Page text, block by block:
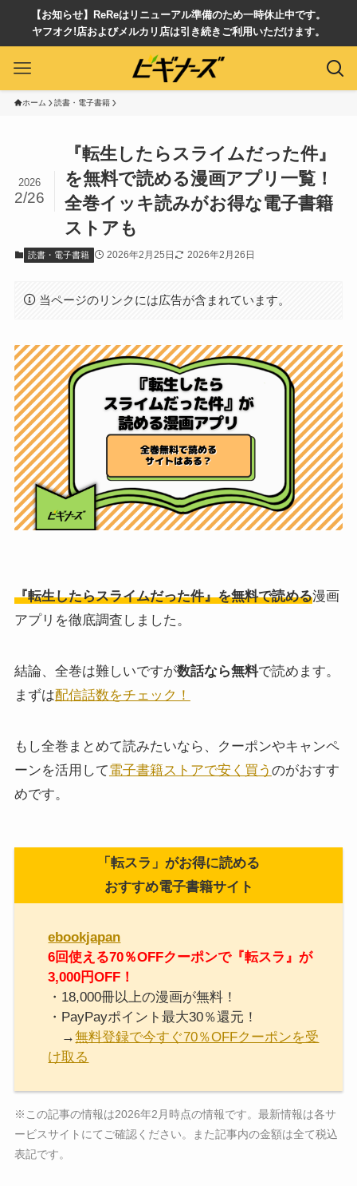
【お知らせ】ReReはリニューアル準備のため一時休止中です。
ヤフオク!店およびメルカリ店は引き続きご利用いただけます。
ホーム 読書・電子書籍
『転生したらスライムだった件』
を無料で読める漫画アプリ一覧！
全巻イッキ読みがお得な電子書籍
ストアも
2026
2/26
読書・電子書籍 2026年2月25日 2026年2月26日
当ページのリンクには広告が含まれています。
『転生したらスライムだった件』を無料で読める漫画
アプリを徹底調査しました。
結論、全巻は難しいですが数話なら無料で読めます。
まずは配信話数をチェック！
もし全巻まとめて読みたいなら、クーポンやキャンペ
ーンを活用して電子書籍ストアで安く買う のがおすす
めです。
「転スラ」がお得に読める
おすすめ電子書籍サイト
ebookjapan
6回使える70％OFFクーポンで『転スラ』が
3,000円OFF！
・18,000冊以上の漫画が無料！
・PayPayポイント最大30％還元！
→無料登録で今すぐ70％OFFクーポンを受
け取る
※この記事の情報は2026年2月時点の情報です。最新情報は各サ
ービスサイトにてご確認ください。また記事内の金額は全て税込
表記です。